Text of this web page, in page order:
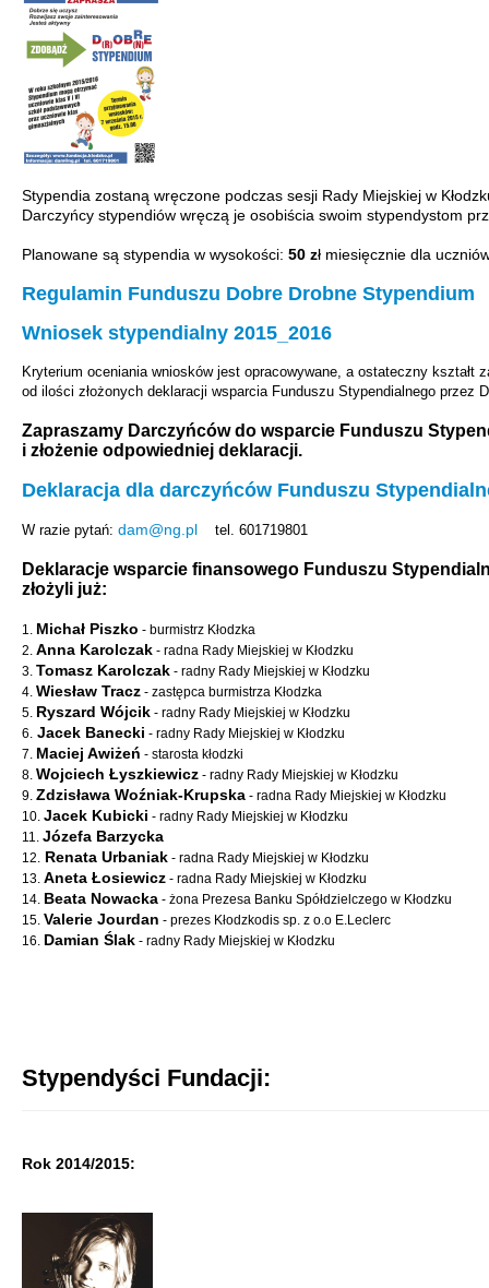
Stypendia zostaną wręczone podczas sesji Rady Miejskiej w
Darczyńcy stypendiów wręczą je osobiścia swoim stypendystom
Planowane są stypendia w wysokości: 50 zł miesięcznie dla
Regulamin Funduszu Dobre Drobne Stypendium
Wniosek stypendialny 2015_2016
Kryterium oceniania wniosków jest opracowywane, a ostateczny kształt
od ilości złożonych deklaracji wsparcia Funduszu Stypendialnego przez
Zapraszamy Darczyńców do wsparcie Funduszu
i złożenie odpowiedniej deklaracji.
Deklaracja dla darczyńców Funduszu
W razie pytań: dam@ng.pl tel. 601719801
Deklaracje wsparcie finansowego Funduszu
złożyli już:
1. Michał Piszko - burmistrz Kłodzka
2. Anna Karolczak - radna Rady Miejskiej w Kłodzku
3. Tomasz Karolczak - radny Rady Miejskiej w Kłodzku
4. Wiesław Tracz - zastępca burmistrza Kłodzka
5. Ryszard Wójcik - radny Rady Miejskiej w Kłodzku
6. Jacek Banecki - radny Rady Miejskiej w Kłodzku
7. Maciej Awiżeń - starosta kłodzki
8. Wojciech Łyszkiewicz - radny Rady Miejskiej w Kłodzku
9. Zdzisława Woźniak-Krupska - radna Rady Miejskiej w Kłodzku
10. Jacek Kubicki - radny Rady Miejskiej w Kłodzku
11. Józefa Barzycka
12. Renata Urbaniak - radna Rady Miejskiej w Kłodzku
13. Aneta Łosiewicz - radna Rady Miejskiej w Kłodzku
14. Beata Nowacka - żona Prezesa Banku Spółdzielczego w Kłodzku
15. Valerie Jourdan - prezes Kłodzkodis sp. z o.o E.Leclerc
16. Damian Ślak - radny Rady Miejskiej w Kłodzku
Stypendyści Fundacji:
Rok 2014/2015: